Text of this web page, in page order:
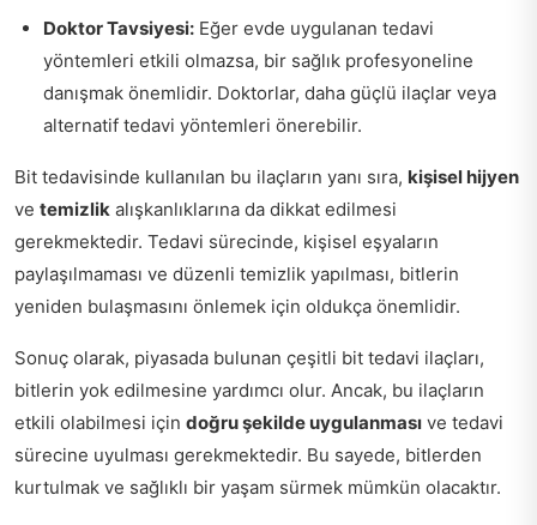
Doktor Tavsiyesi: Eğer evde uygulanan tedavi
yöntemleri etkili olmazsa, bir sağlık profesyoneline
danışmak önemlidir. Doktorlar, daha güçlü ilaçlar veya
alternatif tedavi yöntemleri önerebilir.
Bit tedavisinde kullanılan bu ilaçların yanı sıra, kişisel hijyen
ve temizlik alışkanlıklarına da dikkat edilmesi
gerekmektedir. Tedavi sürecinde, kişisel eşyaların
paylaşılmaması ve düzenli temizlik yapılması, bitlerin
yeniden bulaşmasını önlemek için oldukça önemlidir.
Sonuç olarak, piyasada bulunan çeşitli bit tedavi ilaçları,
bitlerin yok edilmesine yardımcı olur. Ancak, bu ilaçların
etkili olabilmesi için doğru şekilde uygulanması ve tedavi
sürecine uyulması gerekmektedir. Bu sayede, bitlerden
kurtulmak ve sağlıklı bir yaşam sürmek mümkün olacaktır.